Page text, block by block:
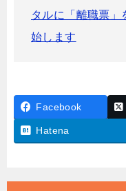
タルに「離職票」
始します
Facebook
Hatena